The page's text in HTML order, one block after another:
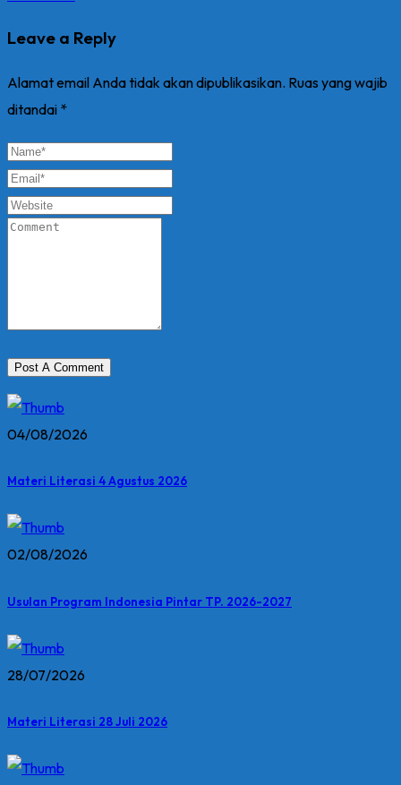
Leave a Reply
Alamat email Anda tidak akan dipublikasikan. Ruas yang wajib
ditandai *
04/08/2026
Materi Literasi 4 Agustus 2026
02/08/2026
Usulan Program Indonesia Pintar TP. 2026-2027
28/07/2026
Materi Literasi 28 Juli 2026